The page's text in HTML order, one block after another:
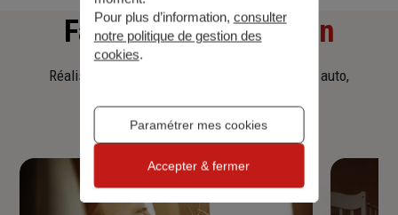
Faitesune simulation
Réalisez une simulation tarifaire d'assurance, auto,
Pour plus d’information, consulter
notre politique de gestion des
cookies.
Paramétrer mes cookies
Accepter & fermer